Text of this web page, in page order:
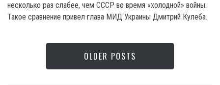
несколько раз слабее, чем CCCP во время «холодной» войны.
Такое сравнение привел глава МИД Украины Дмитрий Кулеба.
OLDER POSTS